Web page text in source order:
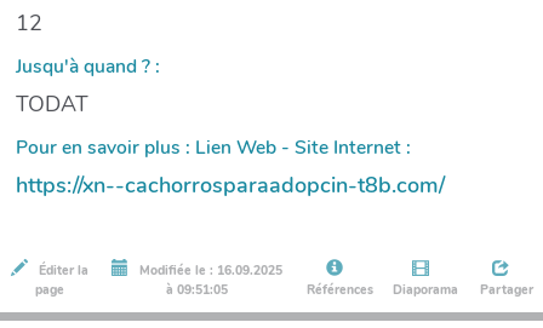
12
Jusqu'à quand ? :
TODAT
Pour en savoir plus : Lien Web - Site Internet :
https://xn--cachorrosparaadopcin-t8b.com/
Éditer la
page
Modifiée le : 16.09.2025
à 09:51:05
Références Diaporama Partager